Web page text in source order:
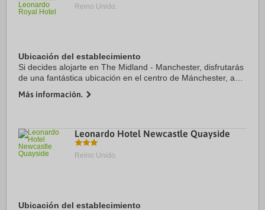
Reino Unido.
Ubicación del establecimiento
Si decides alojarte en The Midland - Manchester, disfrutarás
de una fantástica ubicación en el centro de Mánchester, a
Central y a solo 5 min a pie de ...
Más información.
Leonardo Hotel Newcastle Quayside
Reino Unido.
Ubicación del establecimiento